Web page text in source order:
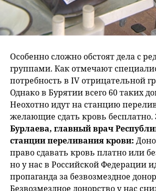
Особенно сложно обстоят дела с
группами. Как отмечают
потребность в IV отрицательной
Однако в Бурятии всего 60 таких
Неохотно идут на станцию
желающие сдать кровь бесплатно.
Бурлаева, главный врач
станции переливания крови:
право сдавать кровь платно или
но у нас в Российской Федерации
пропаганда за безвозмездное
Безвозмездное донорство у нас